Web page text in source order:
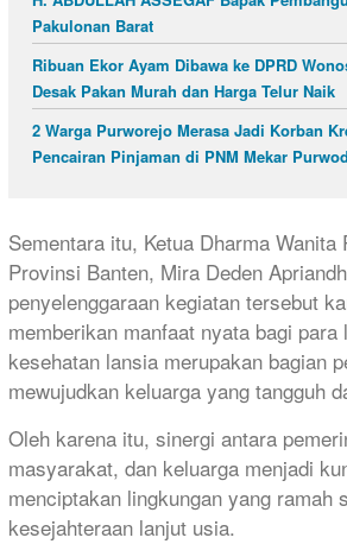
Pakulonan Barat
Ribuan Ekor Ayam Dibawa ke DPRD
Desak Pakan Murah dan Harga Telur Naik
2 Warga Purworejo Merasa Jadi Korban
Pencairan Pinjaman di PNM Mekar
Sementara itu, Ketua Dharma Wanita
Provinsi Banten, Mira Deden
penyelenggaraan kegiatan tersebut
memberikan manfaat nyata bagi
kesehatan lansia merupakan bagian
mewujudkan keluarga yang tangguh
Oleh karena itu, sinergi antara
masyarakat, dan keluarga menjadi
menciptakan lingkungan yang ramah
kesejahteraan lanjut usia.